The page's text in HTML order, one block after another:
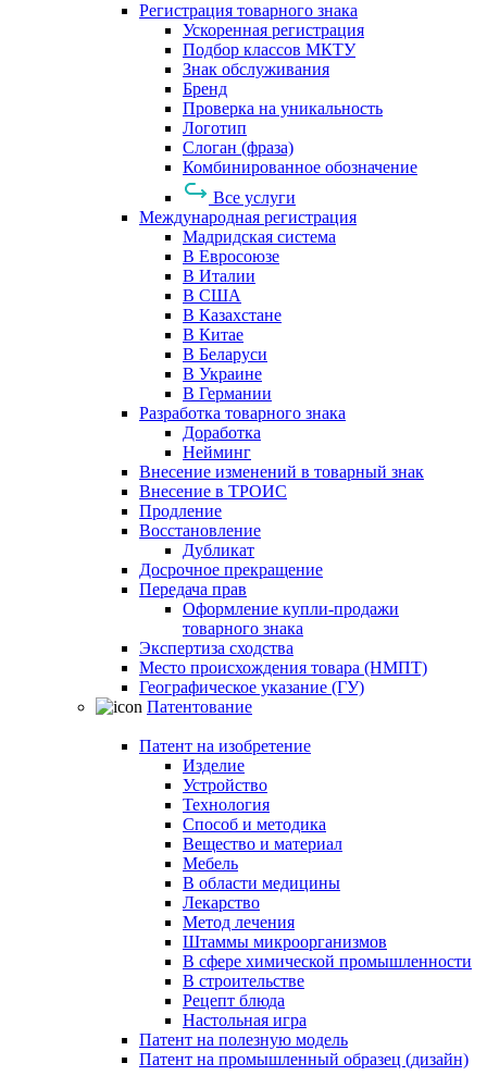
Регистрация товарного знака
Ускоренная регистрация
Подбор классов МКТУ
Знак обслуживания
Бренд
Проверка на уникальность
Логотип
Слоган (фраза)
Комбинированное обозначение
Все услуги
Международная регистрация
Мадридская система
В Евросоюзе
В Италии
В США
В Казахстане
В Китае
В Беларуси
В Украине
В Германии
Разработка товарного знака
Доработка
Нейминг
Внесение изменений в товарный знак
Внесение в ТРОИС
Продление
Восстановление
Дубликат
Досрочное прекращение
Передача прав
Оформление купли-продажи
товарного знака
Экспертиза сходства
Место происхождения товара (НМПТ)
Географическое указание (ГУ)
Патентование
Патент на изобретение
Изделие
Устройство
Технология
Способ и методика
Вещество и материал
Мебель
В области медицины
Лекарство
Метод лечения
Штаммы микроорганизмов
В сфере химической промышленности
В строительстве
Рецепт блюда
Настольная игра
Патент на полезную модель
Патент на промышленный образец (дизайн)